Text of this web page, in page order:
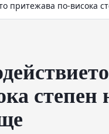
притежава по-висока
степен